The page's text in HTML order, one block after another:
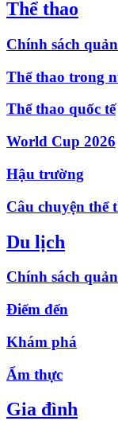
Thể thao
Chính sách
Thể thao trong
Thể thao quốc tế
World Cup 2026
Hậu trường
Câu chuyện thể
Du lịch
Chính sách
Điểm đến
Khám phá
Ẩm thực
Gia đình